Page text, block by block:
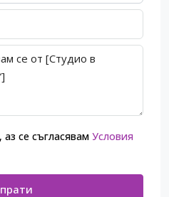
се съгласявам Условия